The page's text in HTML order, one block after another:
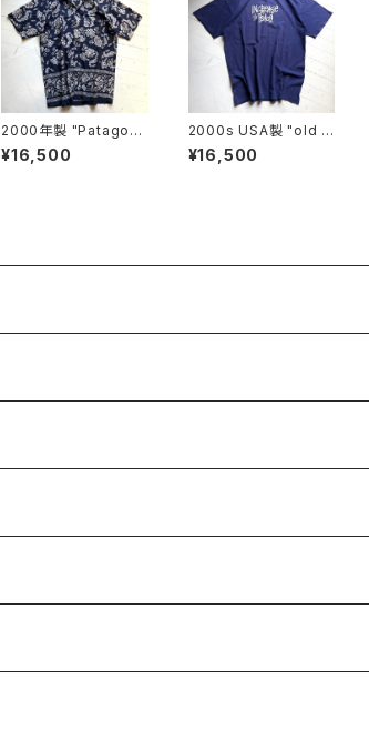
2000年製 "Patagoni
a" Pataloha shirt
¥16,500
2000s USA製 "old s
tussy" S/S T-shirt
¥16,500